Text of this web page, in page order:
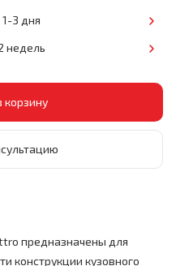
3 дня
недель
предназначены для
конструкции кузовного